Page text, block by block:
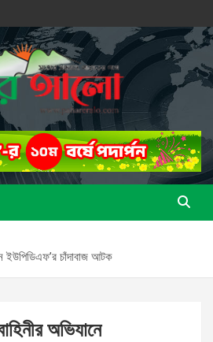
ইউপিডিএফ’র চাঁদাবাজ আটক
অভিযানে